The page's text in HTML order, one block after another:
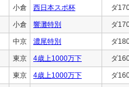
小倉 西日本スポ杯 ダ
小倉 響灘特別 ダ
中京 濃尾特別 ダ
東京 4歳上1000万下 ダ
東京 4歳上1000万下 ダ